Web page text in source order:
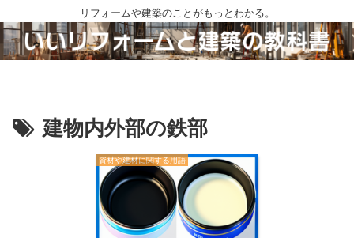
リフォームや建築のことがもっとわかる。
建物内外部の鉄部
資材や建材に関する用語